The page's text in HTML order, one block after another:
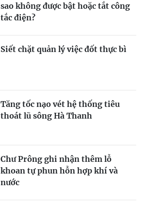
sao không được bật hoặc tắt công
tắc điện?
Siết chặt quản lý việc đốt thực bì
Tăng tốc nạo vét hệ thống tiêu
thoát lũ sông Hà Thanh
Chư Prông ghi nhận thêm lỗ
khoan tự phun hỗn hợp khí và
nước